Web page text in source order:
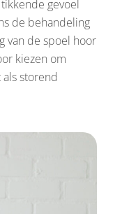
gevoel
de behandeling
van de spoel hoor
kiezen om
storend